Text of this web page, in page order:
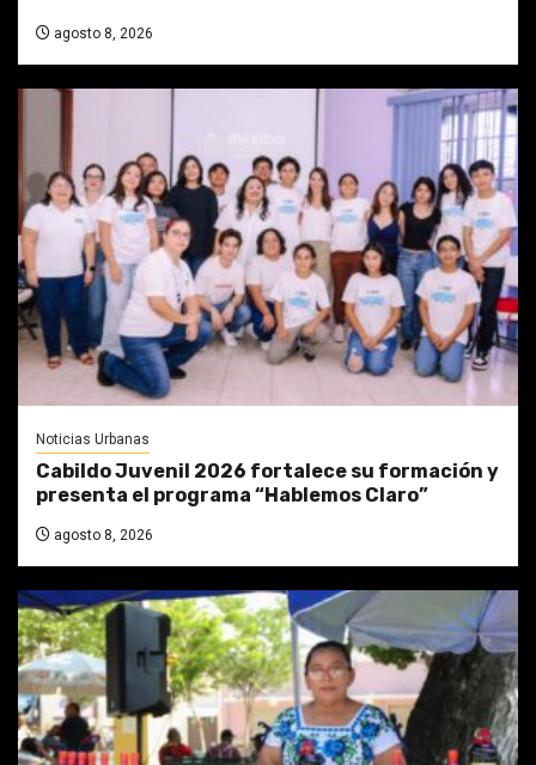
agosto 8, 2026
Noticias Urbanas
Cabildo Juvenil 2026 fortalece su formación y
presenta el programa “Hablemos Claro”
agosto 8, 2026